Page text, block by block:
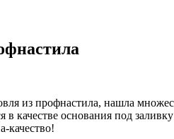
из профнастила, нашла
в качестве основания под
качество!